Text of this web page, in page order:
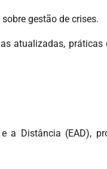
gestão de crises.
atualizadas, práticas
a Distância (EAD),